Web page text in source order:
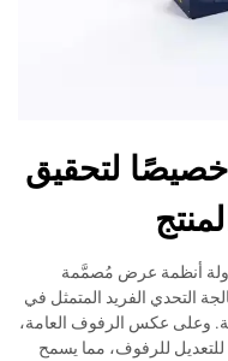
لتحقيق
أنظمة عرض مُصمَّمة
التحدي الفريد المتمثل في
وعلى عكس الرفوف العامة،
للتعديل للرفوف، مما يسمح